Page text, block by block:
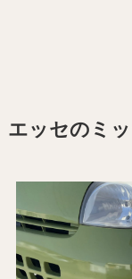
エッセのミ